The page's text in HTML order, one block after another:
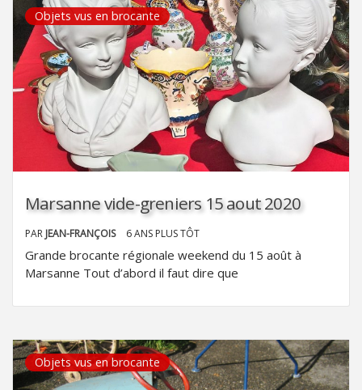
Objets vus en brocante
Marsanne vide-greniers 15 aout 2020
PAR JEAN-FRANÇOIS 6 ANS PLUS TÔT
Grande brocante régionale weekend du 15 août à
Marsanne Tout d’abord il faut dire que
Objets vus en brocante